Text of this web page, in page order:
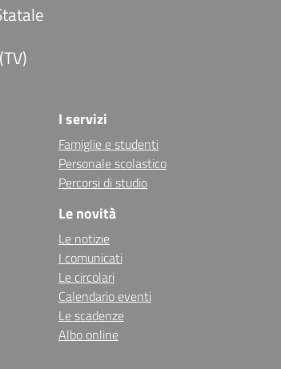
I servizi
Famiglie e studenti
Personale scolastico
Percorsi di studio
Le novità
Le notizie
I comunicati
Le circolari
Calendario eventi
Le scadenze
Albo online